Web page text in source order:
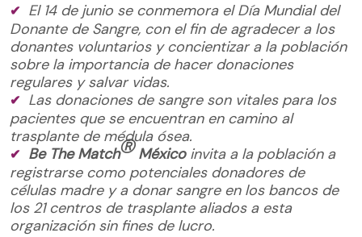
El 14 de junio se conmemora el Día Mundial del
Donante de Sangre, con el fin de agradecer a los
donantes voluntarios y concientizar a la población
sobre la importancia de hacer donaciones
regulares y salvar vidas.
Las donaciones de sangre son vitales para los
pacientes que se encuentran en camino al
trasplante de médula ósea.
Be The MatchⓇMéxico invita a la población a
registrarse como potenciales donadores de
células madre y a donar sangre en los bancos de
los 21 centros de trasplante aliados a esta
organización sin fines de lucro.